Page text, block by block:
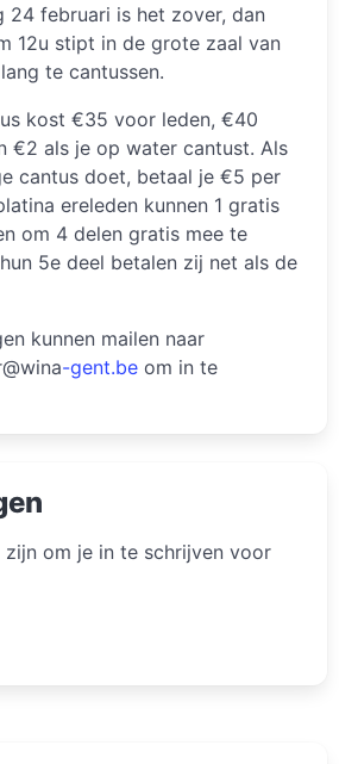
24 februari is het zover, dan
12u stipt in de grote zaal van
te cantussen.
kost €35 voor leden, €40
€2 als je op water cantust. Als
cantus doet, betaal je €5 per
ereleden kunnen 1 gratis
om 4 delen gratis mee te
5e deel betalen zij net als de
kunnen mailen naar
-gent.be om in te
om je in te schrijven voor